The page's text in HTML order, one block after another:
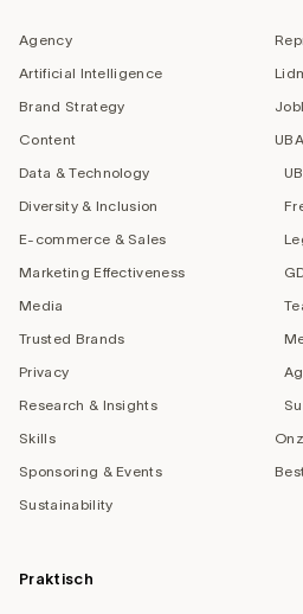
Agency
Artificial Intelligence
Brand Strategy
Content
Data & Technology
Diversity & Inclusion
E-commerce & Sales
Marketing Effectiveness
Media
Trusted Brands
Privacy
Research & Insights
Skills
Sponsoring & Events
Sustainability
Praktisch